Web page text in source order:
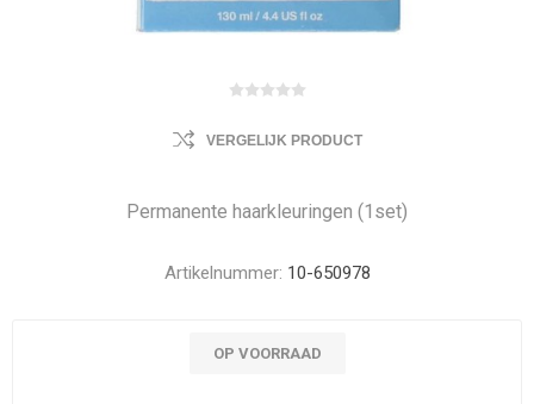
VERGELIJK PRODUCT
Permanente haarkleuringen (1set)
Artikelnummer: 10-650978
OP VOORRAAD